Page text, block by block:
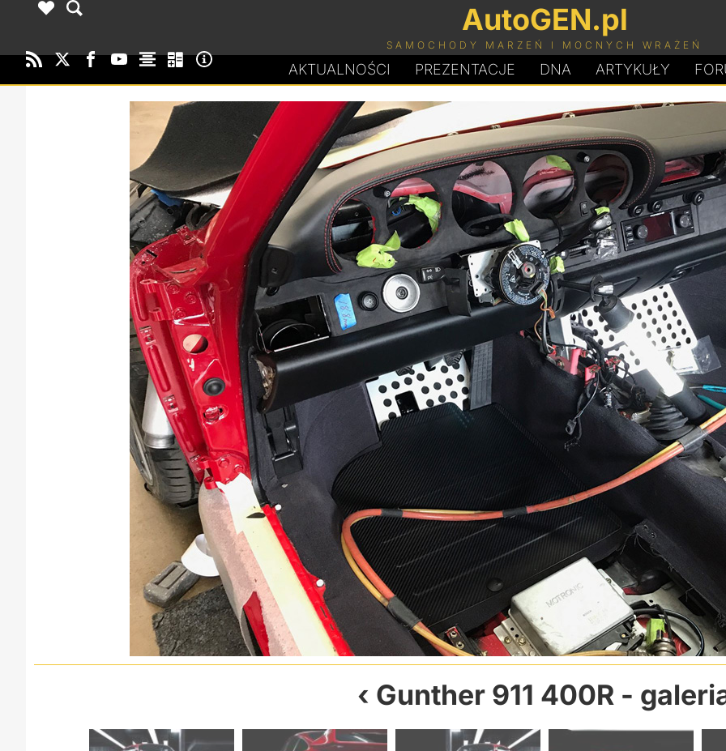
AutoGEN.pl
SAMOCHODY MARZEŃ I MOCNYCH WRAŻEŃ
AKTUALNOŚCI PREZENTACJE DNA ARTYKUŁY
Gunther 911 400R -